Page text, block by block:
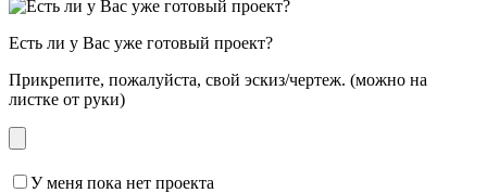
Есть ли у Вас уже готовый проект?
Прикрепите, пожалуйста, свой эскиз/чертеж. (можно на
листке от руки)
У меня пока нет проекта